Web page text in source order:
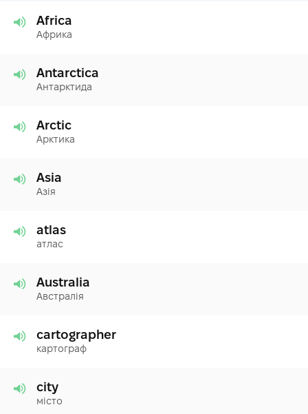
Africa
Африка
Antarctica
Антарктида
Arctic
Арктика
Asia
Азія
atlas
атлас
Australia
Австралія
cartographer
картограф
city
місто